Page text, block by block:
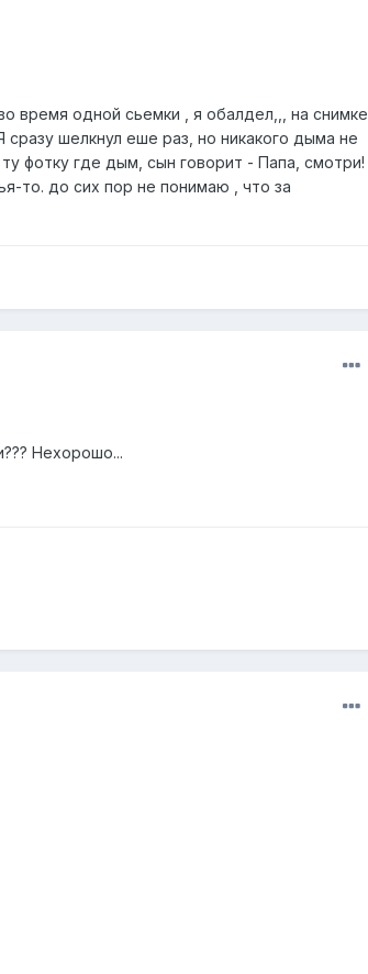
время одной сьемки , я обалдел,,, на снимке
шелкнул еше раз, но никакого дыма не
фотку где дым, сын говорит - Папа, смотри!
то. до сих пор не понимаю , что за
Нехорошо...